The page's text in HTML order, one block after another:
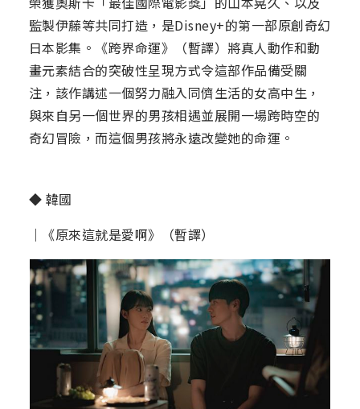
監製伊藤等共同打造，是Disney+的第一部原創奇幻
日本影集。《跨界命運》（暫譯）將真人動作和動
畫元素結合的突破性呈現方式令這部作品備受關
注，該作講述一個努力融入同儕生活的女高中生，
與來自另一個世界的男孩相遇並展開一場跨時空的
奇幻冒險，而這個男孩將永遠改變她的命運。
◆ 韓國
｜《原來這就是愛啊》（暫譯）